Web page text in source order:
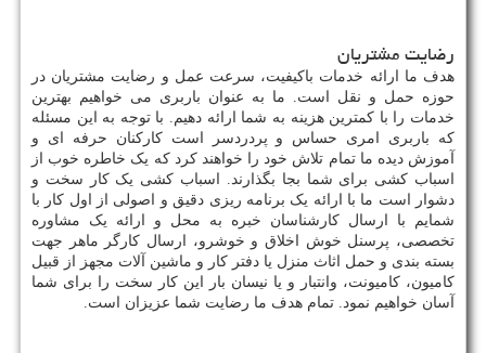
رضایت مشتریان
هدف ما ارائه خدمات باکیفیت، سرعت عمل و رضایت مشتریان در
حوزه حمل و نقل است. ما به عنوان باربری می خواهیم بهترین
خدمات را با کمترین هزینه به شما ارائه دهیم. با توجه به این مسئله
که باربری امری حساس و پردردسر است کارکنان حرفه ای و
آموزش دیده ما تمام تلاش خود را خواهند کرد که یک خاطره خوب از
اسباب کشی برای شما بجا بگذارند. اسباب کشی یک کار سخت و
دشوار است ما با ارائه یک برنامه ریزی دقیق و اصولی از اول کار با
شمایم با ارسال کارشناسان خبره به محل و ارائه یک مشاوره
تخصصی، پرسنل خوش اخلاق و خوشرو، ارسال کارگر ماهر جهت
بسته بندی و حمل اثاث منزل یا دفتر کار و ماشین آلات مجهز از قبیل
کامیون، کامیونت، وانتبار و یا نیسان بار این کار سخت را برای شما
آسان خواهیم نمود. تمام هدف ما رضایت شما عزیزان است.